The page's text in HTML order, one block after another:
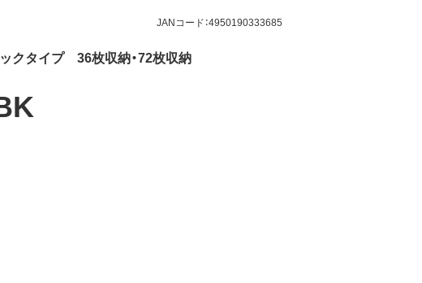
JANコード：4950190333685
クタイプ 36枚収納・72枚収納